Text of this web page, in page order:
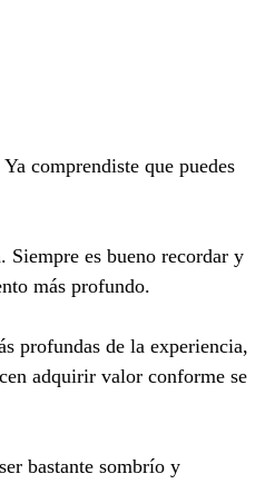
comprendiste que puedes
Siempre es bueno recordar y
más profundo.
profundas de la experiencia,
adquirir valor conforme se
bastante sombrío y